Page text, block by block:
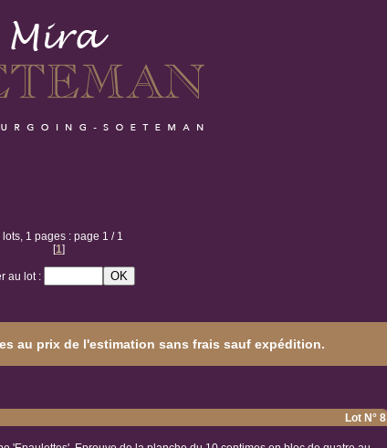
lots, 1 pages : page 1 / 1
[1]
au lot :
au prix de l'estimation sans frais sauf expédition.
Lot N° 8